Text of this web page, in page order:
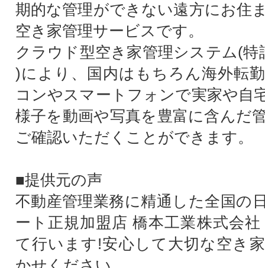
期的な管理ができない遠方にお住
空き家管理サービスです。
クラウド型空き家管理システム(特
)により、国内はもちろん海外転
コンやスマートフォンで実家や自
様子を動画や写真を豊富に含んだ
ご確認いただくことができます。
■提供元の声
不動産管理業務に精通した全国の
ート正規加盟店 橋本工業株式会
て行います!安心して大切な空き